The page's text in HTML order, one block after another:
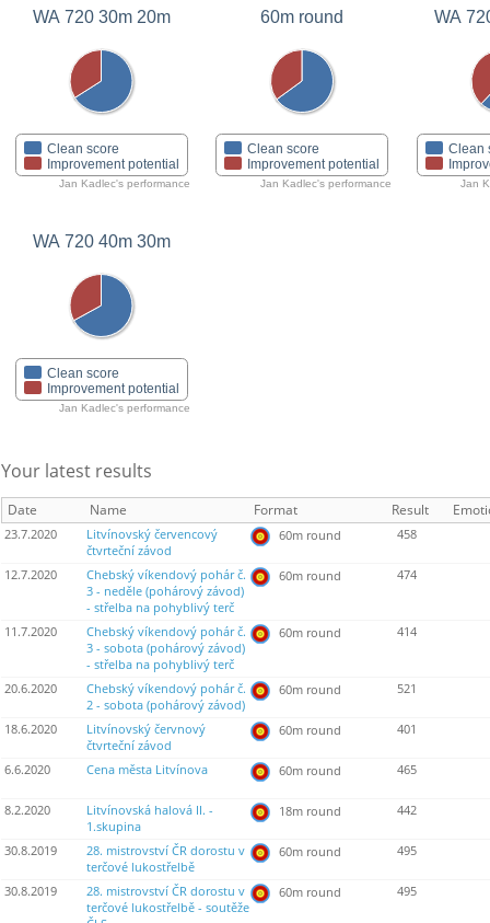
WA 720 30m 20m
Clean score
Improvement potential
Jan Kadlec's performance
60m round
Clean score
Improvement potential
Jan Kadlec's performance
WA
Clean
Jan
WA 720 40m 30m
Clean score
Improvement potential
Jan Kadlec's performance
Your latest results
Date Name Format Result
23.7.2020
Litvínovský červencový
čtvrteční závod
60m round 458
12.7.2020
Chebský víkendový pohár č.
3 - neděle (pohárový závod)
- střelba na pohyblivý terč
60m round 474
11.7.2020
Chebský víkendový pohár č.
3 - sobota (pohárový závod)
- střelba na pohyblivý terč
60m round 414
20.6.2020
Chebský víkendový pohár č.
2 - sobota (pohárový závod)
60m round 521
18.6.2020
Litvínovský červnový
čtvrteční závod
60m round 401
6.6.2020 Cena města Litvínova 60m round 465
8.2.2020
Litvínovská halová II. -
1.skupina
18m round 442
30.8.2019
28. mistrovství ČR dorostu v
terčové lukostřelbě
60m round 495
30.8.2019
28. mistrovství ČR dorostu v
terčové lukostřelbě - soutěže
60m round 495